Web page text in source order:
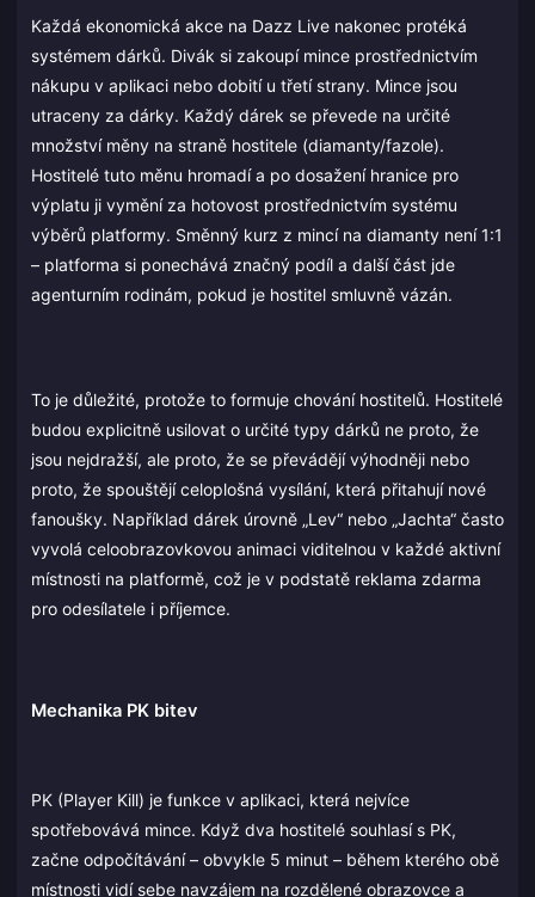
Každá ekonomická akce na Dazz Live nakonec protéká
systémem dárků. Divák si zakoupí mince prostřednictvím
nákupu v aplikaci nebo dobití u třetí strany. Mince jsou
utraceny za dárky. Každý dárek se převede na určité
množství měny na straně hostitele (diamanty/fazole).
Hostitelé tuto měnu hromadí a po dosažení hranice pro
výplatu ji vymění za hotovost prostřednictvím systému
výběrů platformy. Směnný kurz z mincí na diamanty není 1:1
– platforma si ponechává značný podíl a další část jde
agenturním rodinám, pokud je hostitel smluvně vázán.
To je důležité, protože to formuje chování hostitelů. Hostitelé
budou explicitně usilovat o určité typy dárků ne proto, že
jsou nejdražší, ale proto, že se převádějí výhodněji nebo
proto, že spouštějí celoplošná vysílání, která přitahují nové
fanoušky. Například dárek úrovně „Lev“ nebo „Jachta“ často
vyvolá celoobrazovkovou animaci viditelnou v každé aktivní
místnosti na platformě, což je v podstatě reklama zdarma
pro odesílatele i příjemce.
Mechanika PK bitev
PK (Player Kill) je funkce v aplikaci, která nejvíce
spotřebovává mince. Když dva hostitelé souhlasí s PK,
začne odpočítávání – obvykle 5 minut – během kterého obě
místnosti vidí sebe navzájem na rozdělené obrazovce a